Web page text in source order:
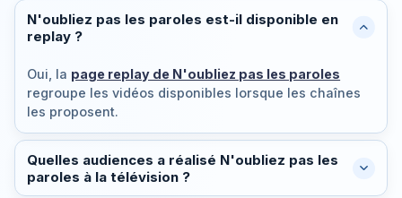
N'oubliez pas les paroles est-il disponible en
replay ?
Oui, la page replay de N'oubliez pas les paroles
regroupe les vidéos disponibles lorsque les chaînes
les proposent.
Quelles audiences a réalisé N'oubliez pas les
paroles à la télévision ?